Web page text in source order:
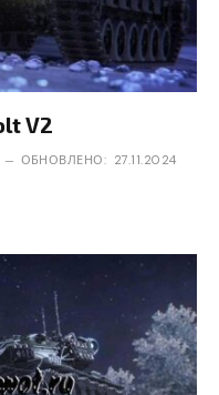
V2
ОБНОВЛЕНО: 27.11.2024